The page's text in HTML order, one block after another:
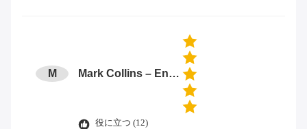
M Mark Collins – Engineer
役に立つ (12)